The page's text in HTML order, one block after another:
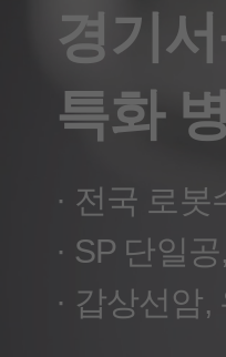
자세히
경기 서북
경기
특화
· 전국 로
· SP 단일
· 갑상선암